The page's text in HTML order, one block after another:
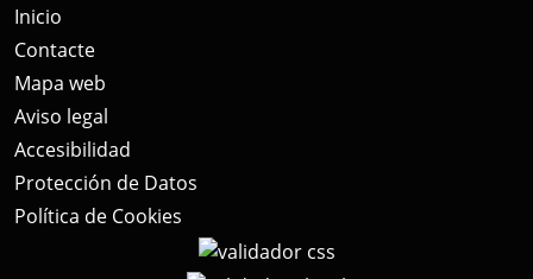
Inicio
Contacte
Mapa web
Aviso legal
Accesibilidad
Protección de Datos
Política de Cookies